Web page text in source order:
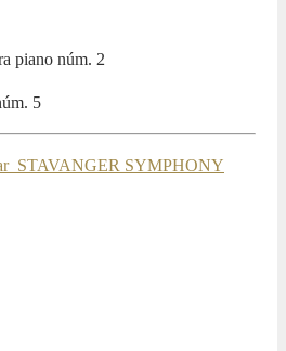
piano núm. 2
5
SYMPHONY